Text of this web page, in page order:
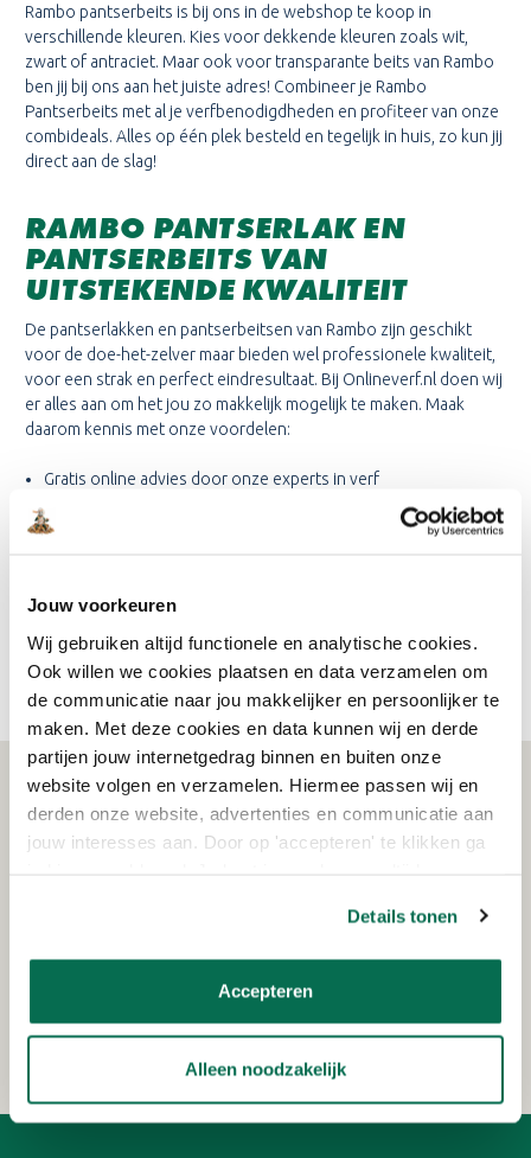
Jouw voorkeuren
Wij gebruiken altijd functionele en analytische cookies.
Ook willen we cookies plaatsen en data verzamelen om
de communicatie naar jou makkelijker en persoonlijker te
maken. Met deze cookies en data kunnen wij en derde
partijen jouw internetgedrag binnen en buiten onze
website volgen en verzamelen. Hiermee passen wij en
derden onze website, advertenties en communicatie aan
jouw interesses aan. Door op 'accepteren' te klikken ga
Details tonen
Accepteren
Alleen noodzakelijk
Rambo pantserbeits is bij ons in de webshop te koop in
verschillende kleuren. Kies voor dekkende kleuren zoals wit,
zwart of antraciet. Maar ook voor transparante beits van Rambo
ben jij bij ons aan het juiste adres! Combineer je Rambo
Pantserbeits met al je verfbenodigdheden en profiteer van onze
combideals. Alles op één plek besteld en tegelijk in huis, zo kun jij
direct aan de slag!
RAMBO PANTSERLAK EN
PANTSERBEITS VAN
UITSTEKENDE KWALITEIT
De pantserlakken en pantserbeitsen van Rambo zijn geschikt
voor de doe-het-zelver maar bieden wel professionele kwaliteit,
voor een strak en perfect eindresultaat. Bij Onlineverf.nl doen wij
er alles aan om het jou zo makkelijk mogelijk te maken. Maak
daarom kennis met onze voordelen:
Gratis online advies door onze experts in verf
Snelle levering, voor 23:59 uur besteld is morgen al in huis
Heb je vragen over de pantserlak- of beits van Rambo? Neem dan
beantwoorden al jouw vragen!
WAT KLANTEN VERTELLEN
Schrijf je in voor de nieuwsbrief!